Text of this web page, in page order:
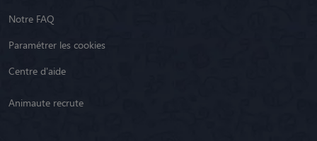
Notre FAQ
Paramétrer les cookies
Centre d'aide
Animaute recrute